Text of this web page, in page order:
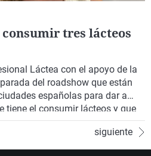
tres lácteos
Láctea con el apoyo de la
del roadshow que están
españolas para dar a
tiene el consumir lácteos y que
de la campaña “Cuenta con
siguiente